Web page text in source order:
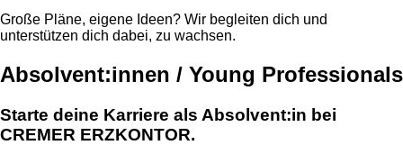
Große Pläne, eigene Ideen? Wir begleiten dich und
unterstützen dich dabei, zu wachsen.
Absolvent:innen / Young Professionals
Starte deine Karriere als Absolvent:in bei
CREMER ERZKONTOR.